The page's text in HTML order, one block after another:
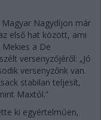
Nagydíjon már
első hat között, ami
a De
versenyzőjéről: „Jó
versenyzőnk van.
stabilan teljesít,
Maxtól.”
ki egyértelműen,